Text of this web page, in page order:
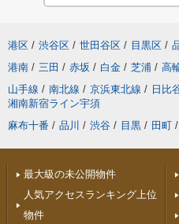
港区 / 渋谷区 / 世田谷区 / 目黒区 /
港南 / 三田 / 赤坂 / 白金 / 芝浦 / 高
山手線 / 南北線 / 京浜東北線 / 日比
湘南新宿ライン宇須
麻布十番 / 品川 / 渋谷 / 目黒 / 田町 /
最大級の未公開物件
人気アクセスランキング上位
物件